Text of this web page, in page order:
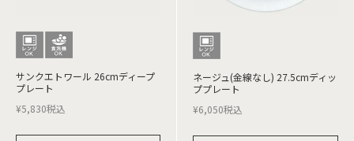
サンクエトワール 26cmディープ
プレート
¥5,830税込
ネージュ(金線なし) 27.5cmディッ
ププレート
¥6,050税込